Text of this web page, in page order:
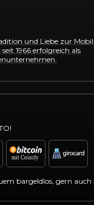
und Liebe zur
seit 1966 erfolgreich als
bargeldlos, gern